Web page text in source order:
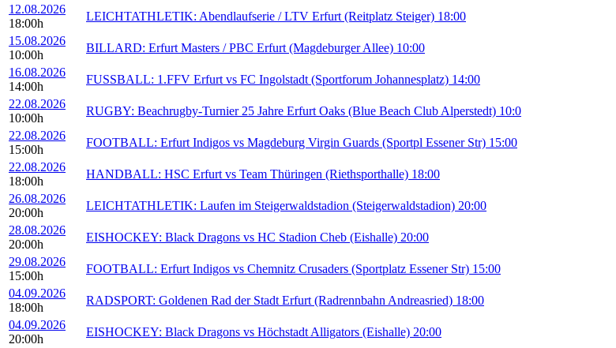
12.08.2026
18:00h
LEICHTATHLETIK: Abendlaufserie / LTV Erfurt (Reitplatz Steiger) 18:00
15.08.2026
10:00h
BILLARD: Erfurt Masters / PBC Erfurt (Magdeburger Allee) 10:00
16.08.2026
14:00h
FUSSBALL: 1.FFV Erfurt vs FC Ingolstadt (Sportforum Johannesplatz) 14:00
22.08.2026
10:00h
RUGBY: Beachrugby-Turnier 25 Jahre Erfurt Oaks (Blue Beach Club Alperstedt) 10:0
22.08.2026
15:00h
FOOTBALL: Erfurt Indigos vs Magdeburg Virgin Guards (Sportpl Essener Str) 15:00
22.08.2026
18:00h
HANDBALL: HSC Erfurt vs Team Thüringen (Riethsporthalle) 18:00
26.08.2026
20:00h
LEICHTATHLETIK: Laufen im Steigerwaldstadion (Steigerwaldstadion) 20:00
28.08.2026
20:00h
EISHOCKEY: Black Dragons vs HC Stadion Cheb (Eishalle) 20:00
29.08.2026
15:00h
FOOTBALL: Erfurt Indigos vs Chemnitz Crusaders (Sportplatz Essener Str) 15:00
04.09.2026
18:00h
RADSPORT: Goldenen Rad der Stadt Erfurt (Radrennbahn Andreasried) 18:00
04.09.2026
20:00h
EISHOCKEY: Black Dragons vs Höchstadt Alligators (Eishalle) 20:00